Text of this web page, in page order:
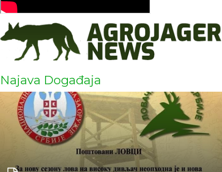
Najava Događaja